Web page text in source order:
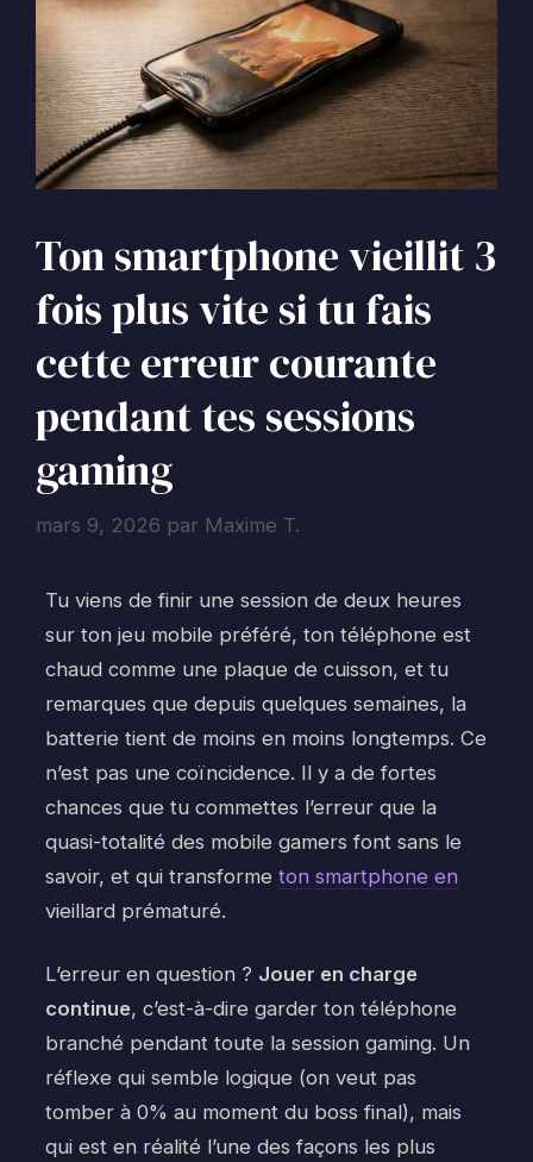
Ton smartphone vieillit 3
fois plus vite si tu fais
cette erreur courante
pendant tes sessions
gaming
mars 9, 2026 par Maxime T.
Tu viens de finir une session de deux heures
sur ton jeu mobile préféré, ton téléphone est
chaud comme une plaque de cuisson, et tu
remarques que depuis quelques semaines, la
batterie tient de moins en moins longtemps. Ce
n’est pas une coïncidence. Il y a de fortes
chances que tu commettes l’erreur que la
quasi-totalité des mobile gamers font sans le
savoir, et qui transforme ton smartphone en
vieillard prématuré.
L’erreur en question ? Jouer en charge
continue, c’est-à-dire garder ton téléphone
branché pendant toute la session gaming. Un
réflexe qui semble logique (on veut pas
tomber à 0% au moment du boss final), mais
qui est en réalité l’une des façons les plus